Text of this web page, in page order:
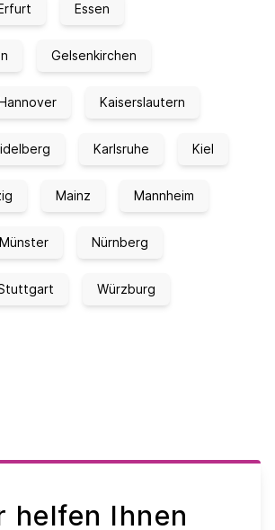
Essen
Gelsenkirchen
Kaiserslautern
Karlsruhe Kiel
Mainz Mannheim
Münster Nürnberg
Würzburg
helfen Ihnen